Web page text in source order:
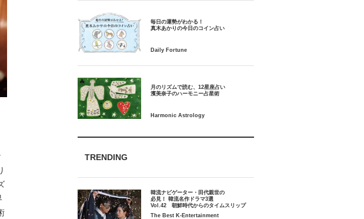
毎日の運勢がわかる！
月のリズムで読む、12星座占い
TRENDING
韓流ナビゲーター・田代親世の
必見！ 韓流名作ドラマ3選
Vol.42 朝鮮時代からのタイムスリップ
The Best K-Entertainment